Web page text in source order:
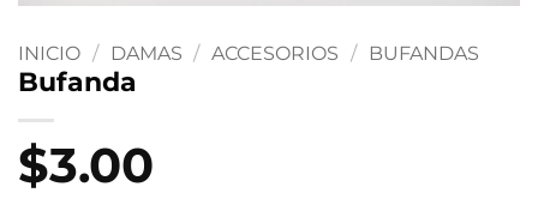
INICIO / DAMAS / ACCESORIOS / BUFANDAS
Bufanda
$3.00